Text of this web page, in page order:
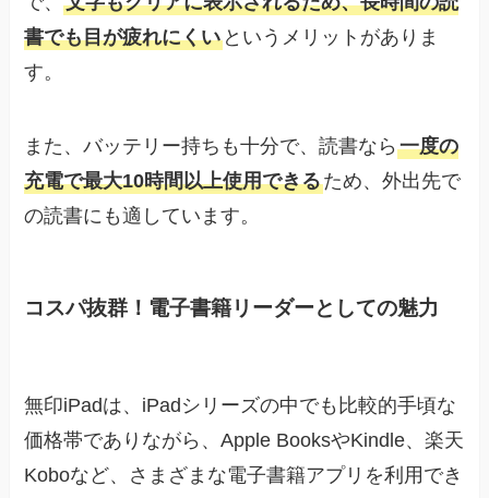
書でも目が疲れにくい というメリットがありま
す。
また、バッテリー持ちも十分で、読書なら一度の
充電で最大10時間以上使用できるため、外出先で
の読書にも適しています。
コスパ抜群！電子書籍リーダーとしての魅力
無印iPadは、iPadシリーズの中でも比較的手頃な
価格帯でありながら、Apple BooksやKindle、楽天
Koboなど、さまざまな電子書籍アプリを利用でき